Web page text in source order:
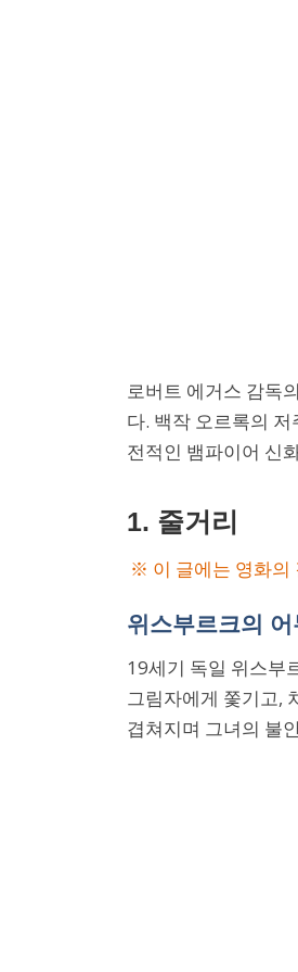
로버트 에거스 감독
다. 백작 오르록의
전적인 뱀파이어 신
1. 줄거리
※ 이 글에는 영화의
위스부르크의
19세기 독일 위스부
그림자에게 쫓기고,
겹쳐지며 그녀의 불